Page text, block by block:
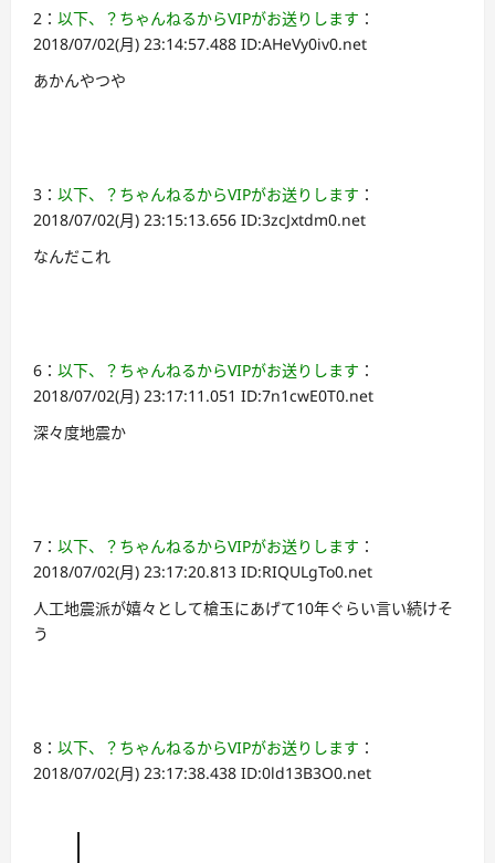
2： 以下、？ちゃんねるからVIPがお送りします ：
2018/07/02(月) 23:14:57.488 ID:AHeVy0iv0.net
あかんやつや
3： 以下、？ちゃんねるからVIPがお送りします ：
2018/07/02(月) 23:15:13.656 ID:3zcJxtdm0.net
なんだこれ
6： 以下、？ちゃんねるからVIPがお送りします ：
2018/07/02(月) 23:17:11.051 ID:7n1cwE0T0.net
深々度地震か
7： 以下、？ちゃんねるからVIPがお送りします ：
2018/07/02(月) 23:17:20.813 ID:RIQULgTo0.net
人工地震派が嬉々として槍玉にあげて10年ぐらい言い続けそ
う
8： 以下、？ちゃんねるからVIPがお送りします ：
2018/07/02(月) 23:17:38.438 ID:0ld13B3O0.net